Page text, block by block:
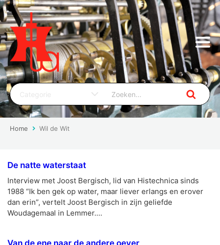
Home Wil de Wit
De natte waterstaat
Interview met Joost Bergisch, lid van Histechnica sinds
1988 “Ik ben gek op water, maar liever erlangs en erover
dan erin”, vertelt Joost Bergisch in zijn geliefde
Woudagemaal in Lemmer.…